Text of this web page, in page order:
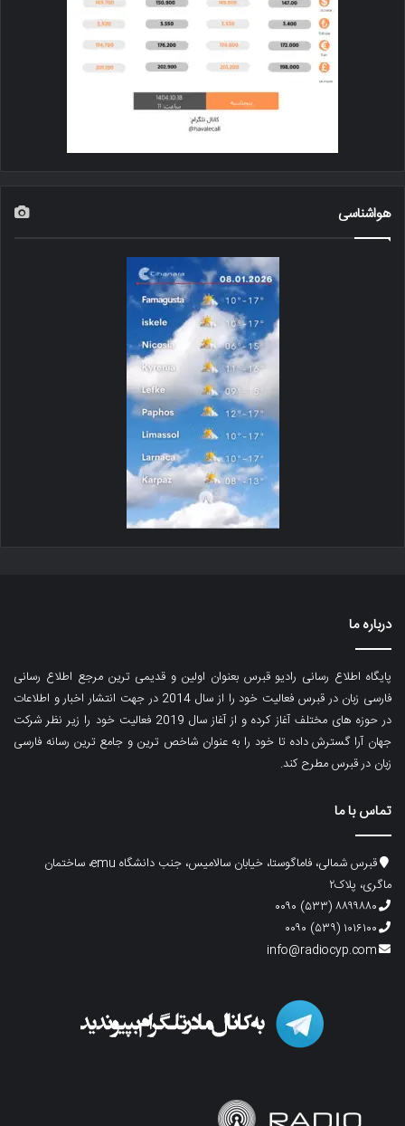
هواشناسی
درباره ما
پایگاه اطلاع رسانی رادیو قبرس بعنوان اولین و قدیمی ترین مرجع اطلاع رسانی
فارسی زبان در قبرس فعالیت خود را از سال 2014 در جهت انتشار اخبار و اطلاعات
در حوزه های مختلف آغاز کرده و از آغاز سال 2019 فعالیت خود را زیر نظر شرکت
جهان آرا گسترش داده تا خود را به عنوان شاخص ترین و جامع ترین رسانه فارسی
زبان در قبرس مطرح کند.
تماس با ما
قبرس شمالی، فاماگوستا، خیابان سالامیس، جنب دانشگاه emu، ساختمان
ماگری، پلاک۲
۸۸۹۹۸۸۰ (۵۳۳) ۰۰۹۰
۱۰۱۶۱۰۰ (۵۳۹) ۰۰۹۰
info@radiocyp.com